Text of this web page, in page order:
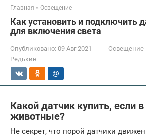
Главная » Освещение
Как установить и подключить
для включения света
Опубликовано: 09 Авг 2021 Освещение
Редькин
Какой датчик купить, если
животные?
Не секрет, что порой датчики